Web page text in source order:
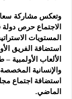
وتعكس مشاركة
الاجتماع حرص
المستويات
استضافة الفريق
والإنسانية
استضافة اجتماع
الماضي.